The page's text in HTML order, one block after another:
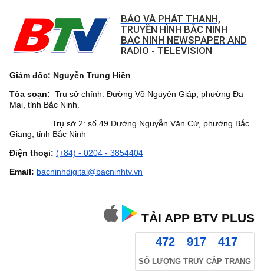
BÁO VÀ PHÁT THANH,
TRUYỀN HÌNH BẮC NINH
BAC NINH NEWSPAPER AND
RADIO - TELEVISION
Giám đốc: Nguyễn Trung Hiền
Tòa soạn: Trụ sở chính: Đường Võ Nguyên Giáp, phường Đa
Mai, tỉnh Bắc Ninh.
Trụ sở 2: số 49 Đường Nguyễn Văn Cừ, phường Bắc
Giang, tỉnh Bắc Ninh
Điện thoại: (+84) - 0204 - 3854404
Email: bacninhdigital@bacninhtv.vn
TẢI APP BTV PLUS
472 917 417
SỐ LƯỢNG TRUY CẬP TRANG